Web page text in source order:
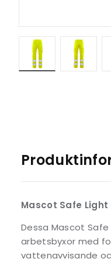
Mascot Safe
Dessa Mascot
arbetsbyxor med
vattenavvisande